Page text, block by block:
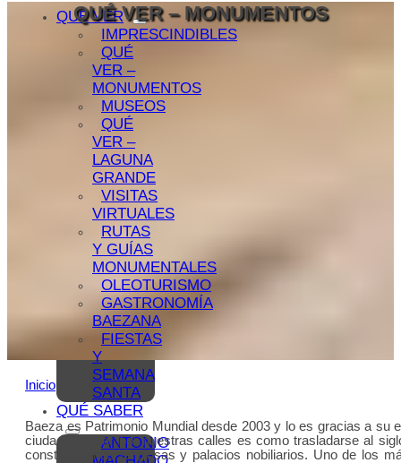
QUÉ VER
IMPRESCINDIBLES
QUÉ
VER –
MONUMENTOS
MUSEOS
QUÉ
VER –
LAGUNA
GRANDE
VISITAS
VIRTUALES
RUTAS
Y GUÍAS
MONUMENTALES
OLEOTURISMO
GASTRONOMÍA
BAEZANA
FIESTAS
Y
SEMANA
SANTA
QUÉ SABER
ANTONIO
QUÉ VER – MONUMENTOS
Inicio
Baeza es Patrimonio Mundial desde 2003 y lo es gracias a su
ciudad. Pasear por nuestras calles es como trasladarse al
construcciones religiosas y palacios nobiliarios. Uno de los